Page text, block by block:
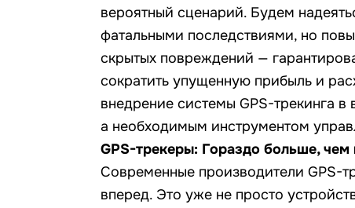
вероятный сценарий. Будем
фатальными последствиями, но
скрытых повреждений —
сократить упущенную прибыль и
внедрение системы GPS-трекинга
а необходимым инструментом
GPS-трекеры: Гораздо больше, чем
Современные производители GPS-
вперед. Это уже не просто